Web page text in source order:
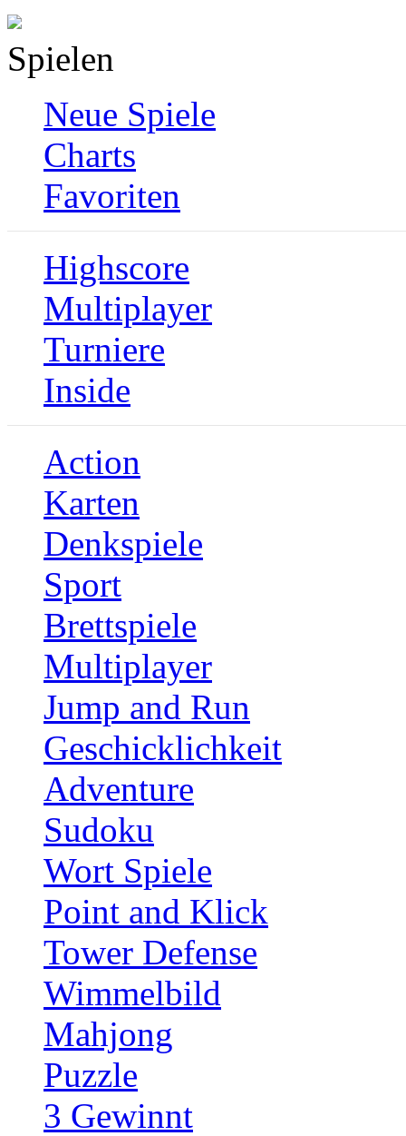
Spielen
Neue Spiele
Charts
Favoriten
Highscore
Multiplayer
Turniere
Inside
Action
Karten
Denkspiele
Sport
Brettspiele
Multiplayer
Jump and Run
Geschicklichkeit
Adventure
Sudoku
Wort Spiele
Point and Klick
Tower Defense
Wimmelbild
Mahjong
Puzzle
3 Gewinnt